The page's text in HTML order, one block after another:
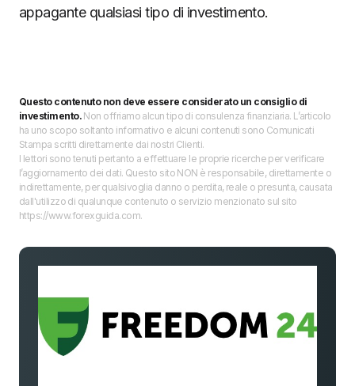
appagante qualsiasi tipo di investimento.
Questo contenuto non deve essere considerato un consiglio di
investimento.Non offriamo alcun tipo di consulenza finanziaria. L’articolo
ha uno scopo soltanto informativo e alcuni contenuti sono Comunicati
Stampa scritti direttamente dai nostri Clienti.
I lettori sono tenuti pertanto a effettuare le proprie ricerche per verificare
l’aggiornamento dei dati. Questo sito NON è responsabile, direttamente o
indirettamente, per qualsivoglia danno o perdita, reale o presunta, causata
dall'utilizzo di qualunque contenuto o servizio menzionato sul sito
https://www.forexguida.com.